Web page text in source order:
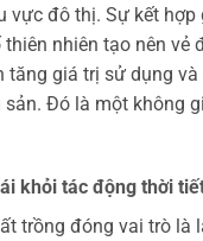
vực đô thị. Sự kết hợp
nhiên tạo nên vẻ
tăng giá trị sử dụng
Đó là một không
khỏi tác động thời
trồng đóng vai trò là